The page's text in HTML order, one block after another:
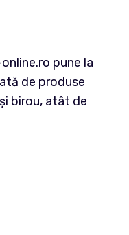
pune la
de produse
birou, atât de